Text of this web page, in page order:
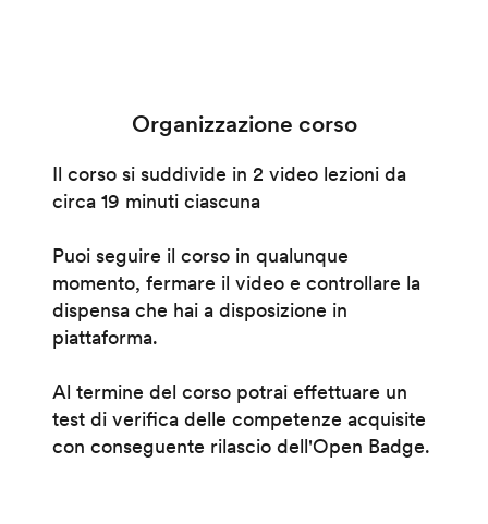
Organizzazione corso
Il corso si suddivide in 2 video lezioni da
circa 19 minuti ciascuna
Puoi seguire il corso in qualunque
momento, fermare il video e controllare la
dispensa che hai a disposizione in
piattaforma.
Al termine del corso potrai effettuare un
test di verifica delle competenze acquisite
con conseguente rilascio dell'Open Badge.